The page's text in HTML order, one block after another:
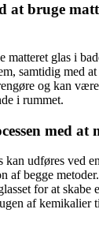
at bruge
matteret glas i
samtidig med
og kan
i rummet.
med at
kan udføres ved
af begge
for at skabe
af kemikalier